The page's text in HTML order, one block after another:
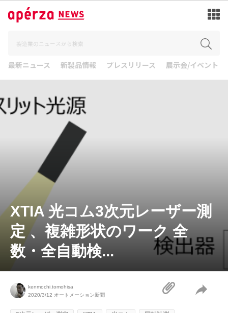
最新ニュース 新製品情報 プレスリリース 展示会/イベント
XTIA 光コム3次元レーザー測
定 、複雑形状のワーク 全
数・全自動検...
kenmochi.tomohisa
2020/3/12 オートメーション新聞